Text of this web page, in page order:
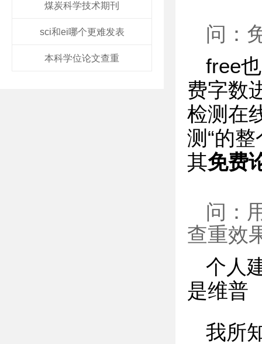
煤炭科学技术期刊
sci和ei哪个更难发表
本科学位论文查重
问：
free
费字数
检测在
测“的
其免费
问：
查重效
个人
是维普
我所